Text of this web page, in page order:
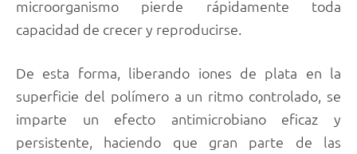
microorganismo pierde rápidamente toda
capacidad de crecer y reproducirse.
De esta forma, liberando iones de plata en la
superficie del polímero a un ritmo controlado, se
imparte un efecto antimicrobiano eficaz y
persistente, haciendo que gran parte de las